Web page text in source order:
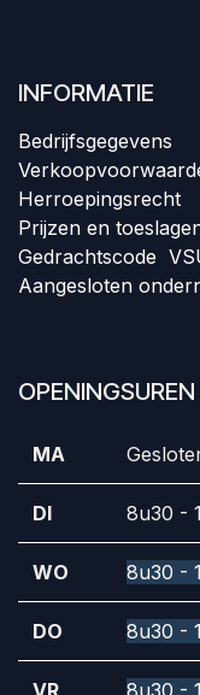
INFORMATIE
Bedrijfsgegevens
Verkoopvoorwaar
Herroepingsrecht
Prijzen en
Gedrachtscode
Aangesloten
MA
DI 8u30 -
WO 8u30 -
DO 8u30 -
VR 8u30 -